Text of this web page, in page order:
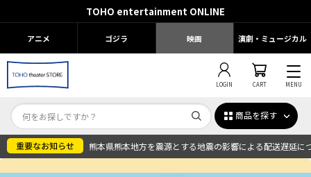
TOHO entertainment ONLINE
アニメ ゴジラ 映画 演劇・ミュージカル
LOGIN CART MENU
商品を探す
熊本県熊本地方を震源とする地震の影響による配送遅延に